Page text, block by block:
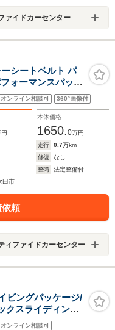
ァイドカーセンター
シートベルト パ
ォーマンスパッケ
ペングレー
オンライン相談可 360°画像付
円
本体価格
1650.0万円
走行 0.7万km
修復
なし
整備
法定整備付
田市
頼
ファイドカーセンター
ングパッケージ/
クスライディング
オンライン相談可